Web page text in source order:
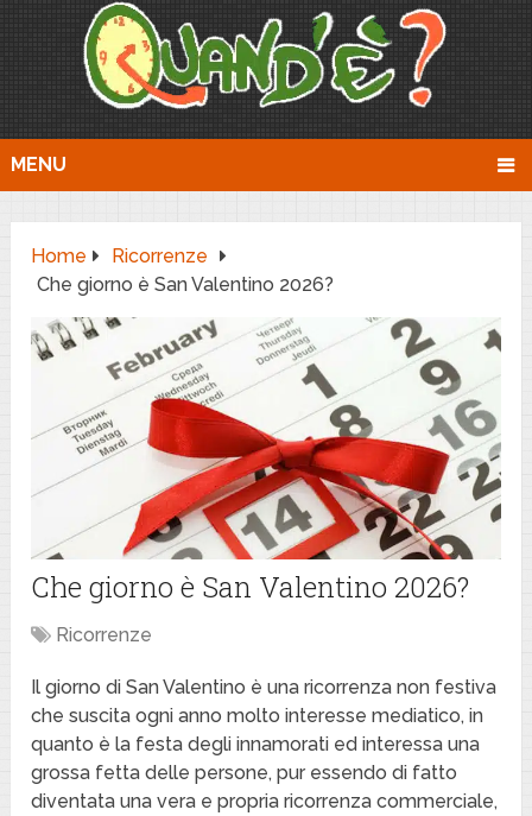
MENU
Home
Ricorrenze
Che giorno è San Valentino 2026?
Che giorno è San Valentino 2026?
Ricorrenze
Il giorno di San Valentino è una ricorrenza non festiva
che suscita ogni anno molto interesse mediatico, in
quanto è la festa degli innamorati ed interessa una
grossa fetta delle persone, pur essendo di fatto
diventata una vera e propria ricorrenza commerciale,